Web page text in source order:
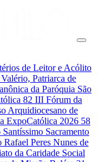
de Leitor e Acólito
Patriarca de
da Paróquia São
82 III Fórum da
Arquidiocesano de
ExpoCatólica 2026 58
Sacramento
Peres Nunes de
da Caridade Social